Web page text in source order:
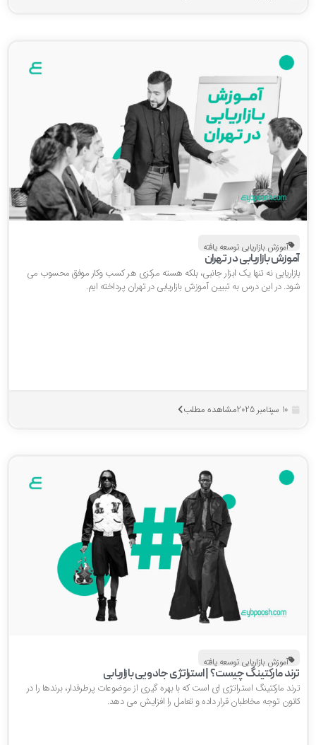
آموزش بازاریابی توسعه یافته
بازاریابی در تهران
نه تنها یک ابزار جانبی، بلکه هسته مرکزی هر کسب وکار موفق محسوب می
در این درس به تبیین آموزش بازاریابی در تهران پرداخته ایم.
مشاهده مطلب
آموزش بازاریابی توسعه یافته
مارکتینگ چیست؟ | استراتژی جادویی بازاریابی
مارکتینگ استراتژی ای است که با بهره گیری از موضوعات پرطرفدار، برندها را در
توجه مخاطبان قرار داده و تعامل را افزایش می دهد.